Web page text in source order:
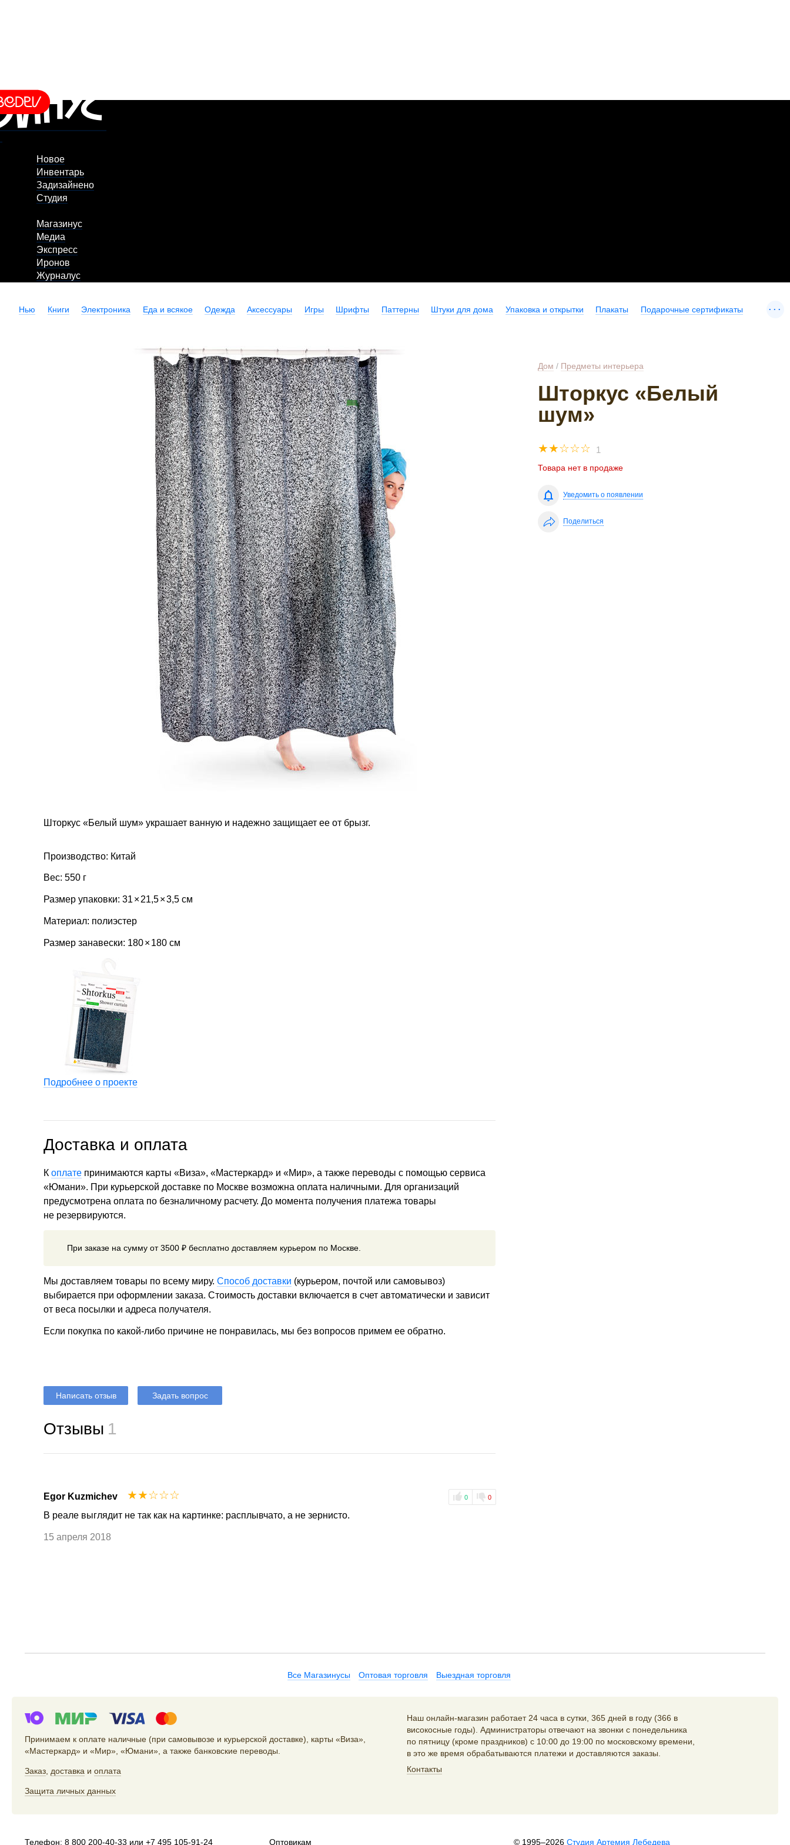
Новое
Инвентарь
Задизайнено
Студия
Магазинус
Медиа
Экспресс
Иронов
Журналус
Нью Книги Электроника Еда и всякое Одежда Аксессуары Игры Шрифты Паттерны Штуки для дома Упаковка и открытки Плакаты Подарочные сертификаты ...
Дом / Предметы интерьера
Шторкус «Белый
шум»
☆
☆
☆
☆
☆ 1
Товара нет в продаже
Уведомить о появлении
Поделиться
Шторкус «Белый шум» украшает ванную и надежно защищает ее от брызг.
Производство: Китай
Вес: 550 г
Размер упаковки: 31 × 21,5×3,5 см
Материал: полиэстер
Размер занавески: 180× 180 см
Подробнее о проекте
Доставка и оплата
К оплате принимаются карты «Виза», «Мастеркард» и «Мир», а также переводы с помощью сервиса
«Юмани». При курьерской доставке по Москве возможна оплата наличными. Для организаций
предусмотрена оплата по безналичному расчету. До момента получения платежа товары
не резервируются.
При заказе на сумму от 3500 ₽ бесплатно доставляем курьером по Москве.
Мы доставляем товары по всему миру. Способ доставки (курьером, почтой или самовывоз)
выбирается при оформлении заказа. Стоимость доставки включается в счет автоматически и зависит
от веса посылки и адреса получателя.
Если покупка по какой-либо причине не понравилась, мы без вопросов примем ее обратно.
Написать отзыв Задать вопрос
Отзывы 1
Egor Kuzmichev 0 0
☆
☆
☆
☆
☆
В реале выглядит не так как на картинке: расплывчато, а не зернисто.
15 апреля 2018
Все Магазинусы Оптовая торговля Выездная торговля
Принимаем к оплате наличные (при самовывозе и курьерской доставке), карты «Виза»,
«Мастеркард» и «Мир», «Юмани», а также банковские переводы.
Заказ доставка и оплата
Защита личных данных
Наш онлайн-магазин работает 24 часа в сутки, 365 дней в году (366 в
високосные годы). Администраторы отвечают на звонки с понедельника
по пятницу (кроме праздников) с 10:00 до 19:00 по московскому времени,
в это же время обрабатываются платежи и доставляются заказы.
Контакты
Телефон: 8 800 200-40-33 или +7 495 105-91-24 Оптовикам © 1995–2026 Студия Артемия Лебедева